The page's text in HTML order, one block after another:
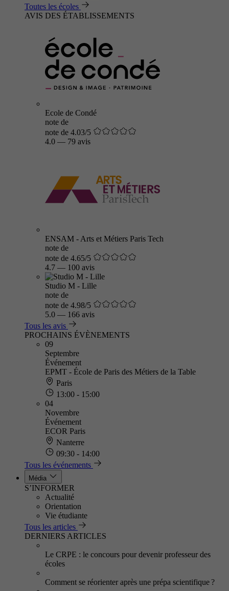
Toutes les écoles
AVIS DES ÉTABLISSEMENTS
Ecole de Condé
note de
note de 4.03/5
4.0 — 79 avis
ENSAM - Arts et Métiers Paris Tech
note de
note de 4.65/5
4.7 — 100 avis
Studio M - Lille
note de
note de 4.98/5
5.0 — 166 avis
Tous les avis
PROCHAINS ÉVÈNEMENTS
09
Septembre
Événement
EPMT - École de Paris des Métiers de la Table
Paris
13:00 - 15:00
04
Novembre
Événement
ECOR Paris
Nanterre
09:30 - 14:00
Tous les événements
Média
S’INFORMER
Actualité
Orientation
Vie étudiante
Tous les articles
DERNIERS ARTICLES
Le CRPE : le concours pour devenir professeur des
écoles
Comment se réorienter après une prépa scientifique ?